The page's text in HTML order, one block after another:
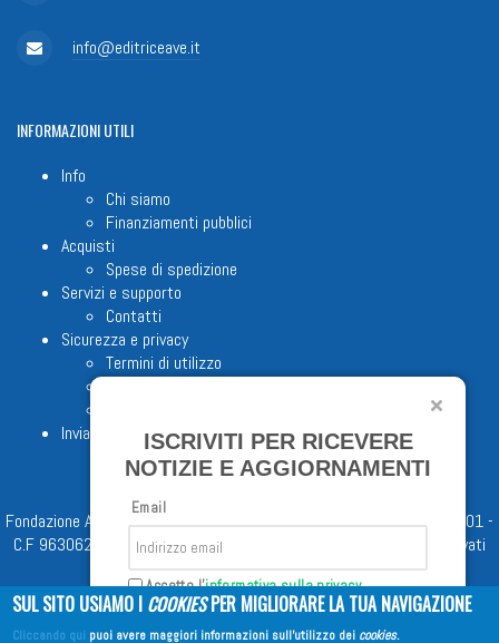
info@editriceave.it
INFORMAZIONIUTILI
Info
Chi siamo
Finanziamenti pubblici
Acquisti
Spese di spedizione
Servizi e supporto
Contatti
Sicurezza e privacy
Termini di utilizzo
Invia proposta editoriale
Fondazione Apostolicam Actuositatem ETS © 2023 - P.I. 05398481001 -
C.F 96306220581 - REA 888781 del 23/02/98 - Tutti i diritti riservati
ISCRIVITI PER RICEVERE
NOTIZIE E AGGIORNAMENTI
Email
Accetto l'informativa sulla privacy
Iscriviti
SUL SITO USIAMO I COOKIESPER MIGLIORARE LA TUA NAVIGAZIONE
Cliccando qui puoi avere maggiori informazioni sull'utilizzo dei cookies.